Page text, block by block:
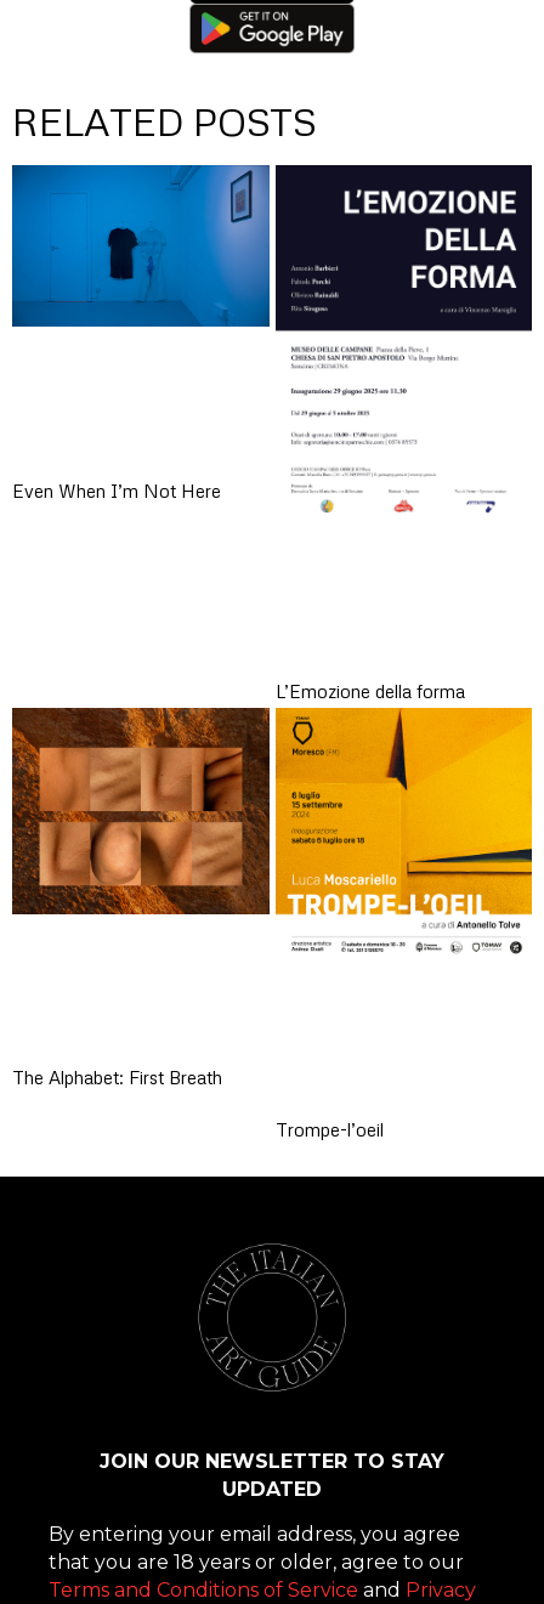
RELATED POSTS
Even When I’m Not Here
L’Emozione della forma
The Alphabet: First Breath
Trompe-l’oeil
JOIN OUR NEWSLETTER TO STAY
UPDATED
By entering your email address, you agree
that you are 18 years or older, agree to our
Terms and Conditions of Service and Privacy